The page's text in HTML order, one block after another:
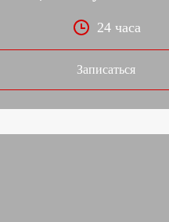
24 часа
Записаться